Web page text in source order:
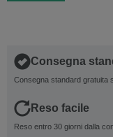
Consegna
Consegna standard gratuita
Reso facile
Reso entro 30 giorni dalla